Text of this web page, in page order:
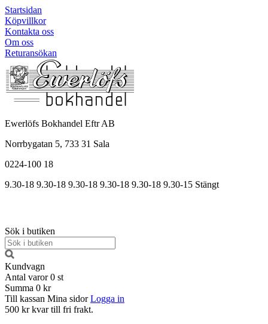
Startsidan
Köpvillkor
Kontakta oss
Om oss
Returansökan
Ewerlöfs Bokhandel Eftr AB
Norrbygatan 5, 733 31 Sala
0224-100 18
9.30-18 9.30-18 9.30-18 9.30-18 9.30-18 9.30-15 Stängt
Sök i butiken
Kundvagn
Antal varor 0 st
Summa 0 kr
Till kassan Mina sidor Logga in
500 kr kvar till fri frakt.